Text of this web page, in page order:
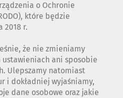
o Ochronie
które będzie
2018 r.
że nie zmieniamy
ustawieniach ani sposobie
Ulepszamy natomiast
i dokładniej wyjaśniamy,
dane osobowe oraz jakie